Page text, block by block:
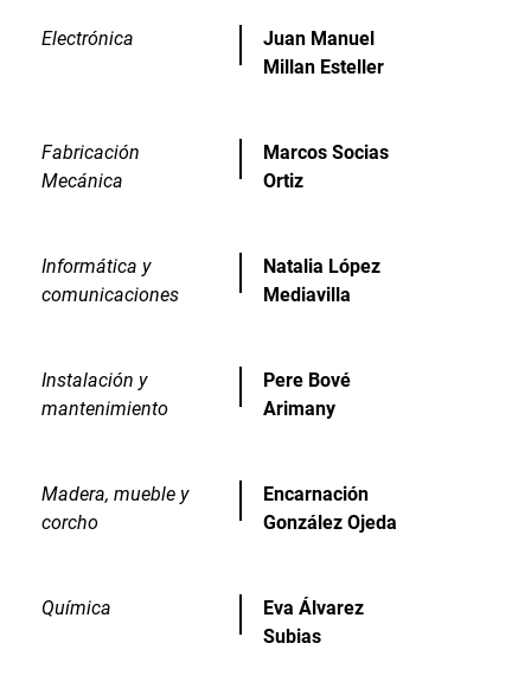
Electrónica
Juan Manuel
Millan Esteller
Fabricación
Mecánica
Marcos Socias
Ortiz
Informática y
comunicaciones
Natalia López
Mediavilla
Instalación y
mantenimiento
Pere Bové
Arimany
Madera, mueble y
corcho
Encarnación
González Ojeda
Química
Eva Álvarez
Subias